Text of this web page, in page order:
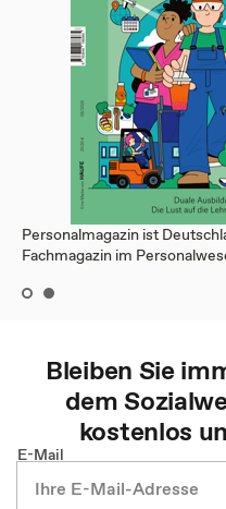
Personalmagazin ist
Fachmagazin im
Bleiben Sie
dem
kostenlos
E-Mail